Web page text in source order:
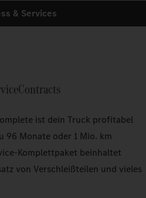
& Services
ist dein Truck profitabel
96 Monate oder 1 Mio. km
Komplettpaket beinhaltet
von Verschleißteilen und vieles